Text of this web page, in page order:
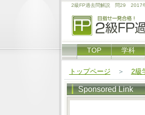
2級FP過去問解説 問29 2017
TOP 学科
トップページ ＞ 2級
Sponsored Link